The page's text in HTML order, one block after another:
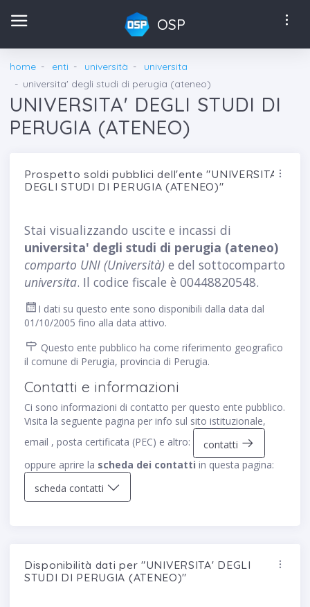
OSP
home enti università
universita
universita' degli studi di perugia (ateneo)
UNIVERSITA' DEGLI STUDI DI
PERUGIA (ATENEO)
Prospetto soldi pubblici dell'ente "UNIVERSITA'
DEGLI STUDI DI PERUGIA (ATENEO)"
Stai visualizzando uscite e incassi di
universita' degli studi di perugia (ateneo)
comparto UNI (Università) e del sottocomparto
universita. Il codice fiscale è 00448820548.
I dati su questo ente sono disponibili dalla data dal
01/10/2005 fino alla data attivo.
Questo ente pubblico ha come riferimento geografico
il comune di Perugia, provincia di Perugia.
Contatti e informazioni
Ci sono informazioni di contatto per questo ente pubblico.
Visita la seguente pagina per info sul sito istituzionale,
email , posta certificata (PEC) e altro:
contatti
oppure aprire la scheda dei contatti in questa pagina:
scheda contatti
Disponibilità dati per "UNIVERSITA' DEGLI
STUDI DI PERUGIA (ATENEO)"